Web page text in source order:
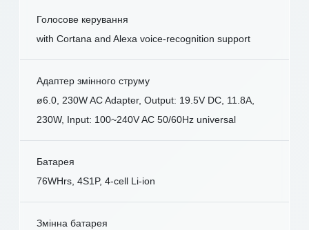
Голосове керування
with Cortana and Alexa voice-recognition support
Адаптер змінного струму
ø6.0, 230W AC Adapter, Output: 19.5V DC, 11.8A,
230W, Input: 100~240V AC 50/60Hz universal
Батарея
76WHrs, 4S1P, 4-cell Li-ion
Змінна батарея